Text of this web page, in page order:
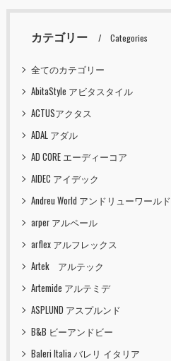
カテゴリー Categories
全てのカテゴリー
AbitaStyle アビタスタイル
ACTUSアクタス
ADAL アダル
AD CORE エーディーコア
AIDEC アイデック
Andreu World アンドリューワールド
arper アルペール
arflex アルフレックス
Artek アルテック
Artemide アルテミデ
ASPLUND アスプルンド
B&B ビーアンドビー
Baleri Italia バレリ イタリア